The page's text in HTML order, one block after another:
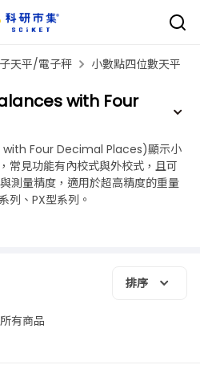
天平/電子秤 小數點四位數天平
with Four
with Four Decimal Places)顯示小
常見功能有內校式與外校式，且可
測量精度，適用於超高精度的重量
列、PX型系列。
排序
有商品